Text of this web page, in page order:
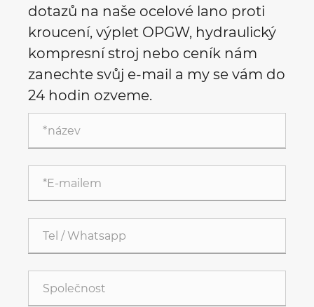
dotazů na naše ocelové lano proti
kroucení, výplet OPGW, hydraulický
kompresní stroj nebo ceník nám
zanechte svůj e-mail a my se vám do
24 hodin ozveme.